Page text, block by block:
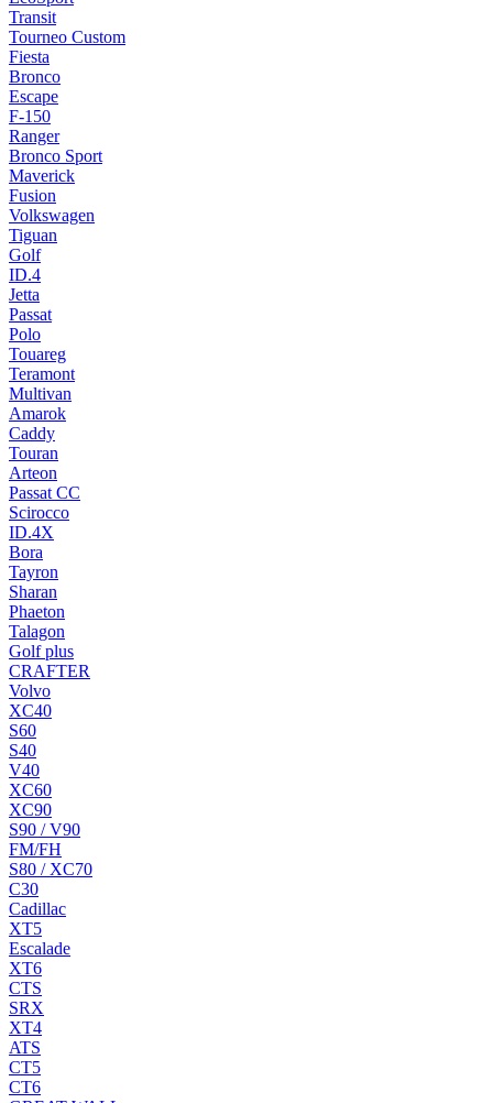
Transit
Tourneo Custom
Fiesta
Bronco
Escape
F-150
Ranger
Bronco Sport
Maverick
Fusion
Volkswagen
Tiguan
Golf
ID.4
Jetta
Passat
Polo
Touareg
Teramont
Multivan
Amarok
Caddy
Touran
Arteon
Passat CC
Scirocco
ID.4X
Bora
Tayron
Sharan
Phaeton
Talagon
Golf plus
CRAFTER
Volvo
XC40
S60
S40
V40
XC60
XC90
S90 / V90
FM/FH
S80 / XC70
C30
Cadillac
XT5
Escalade
XT6
CTS
SRX
XT4
ATS
CT5
CT6